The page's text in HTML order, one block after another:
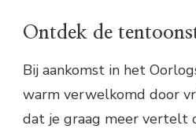
Ontdek de
Bij aankomst in het
warm verwelkomd door
dat je graag meer vertelt